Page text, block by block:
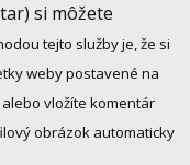
si môžete
tejto služby je, že si
weby postavené na
vložíte komentár
obrázok automaticky